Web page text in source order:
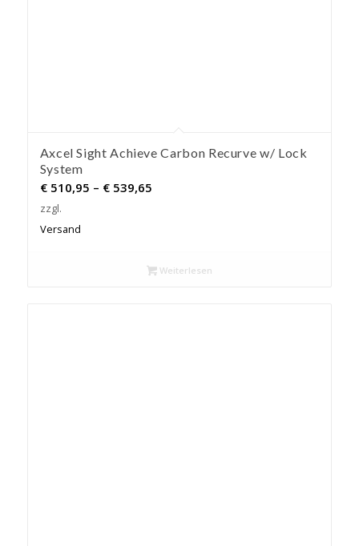
Axcel Sight Achieve Carbon Recurve w/ Lock
System
€510,95 – €539,65Preisspanne:
zzgl.
Versand
Weiterlesen